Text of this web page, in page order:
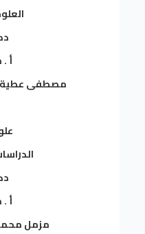
أ
مصطفى عطية
أ
مزمل